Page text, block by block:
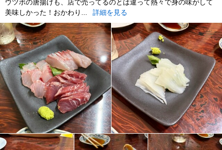
ウツボの唐揚げも、店で売ってるのとは違って熱々で身の味がして
美味しかった！おかわり...
詳細を見る